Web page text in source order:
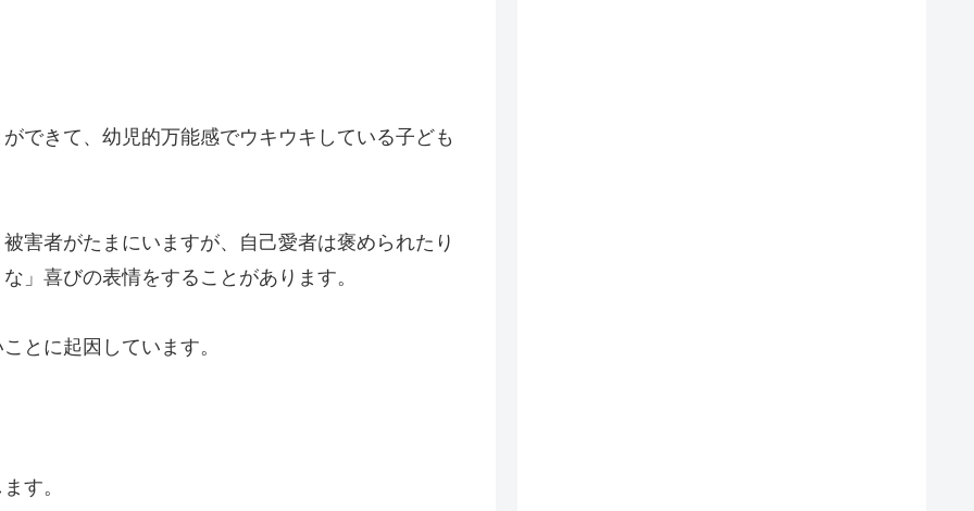
できて、幼児的万能感でウキウキしている子ども
害者がたまにいますが、自己愛者は褒められたり
」喜びの表情をすることがあります。
とに起因しています。
す。